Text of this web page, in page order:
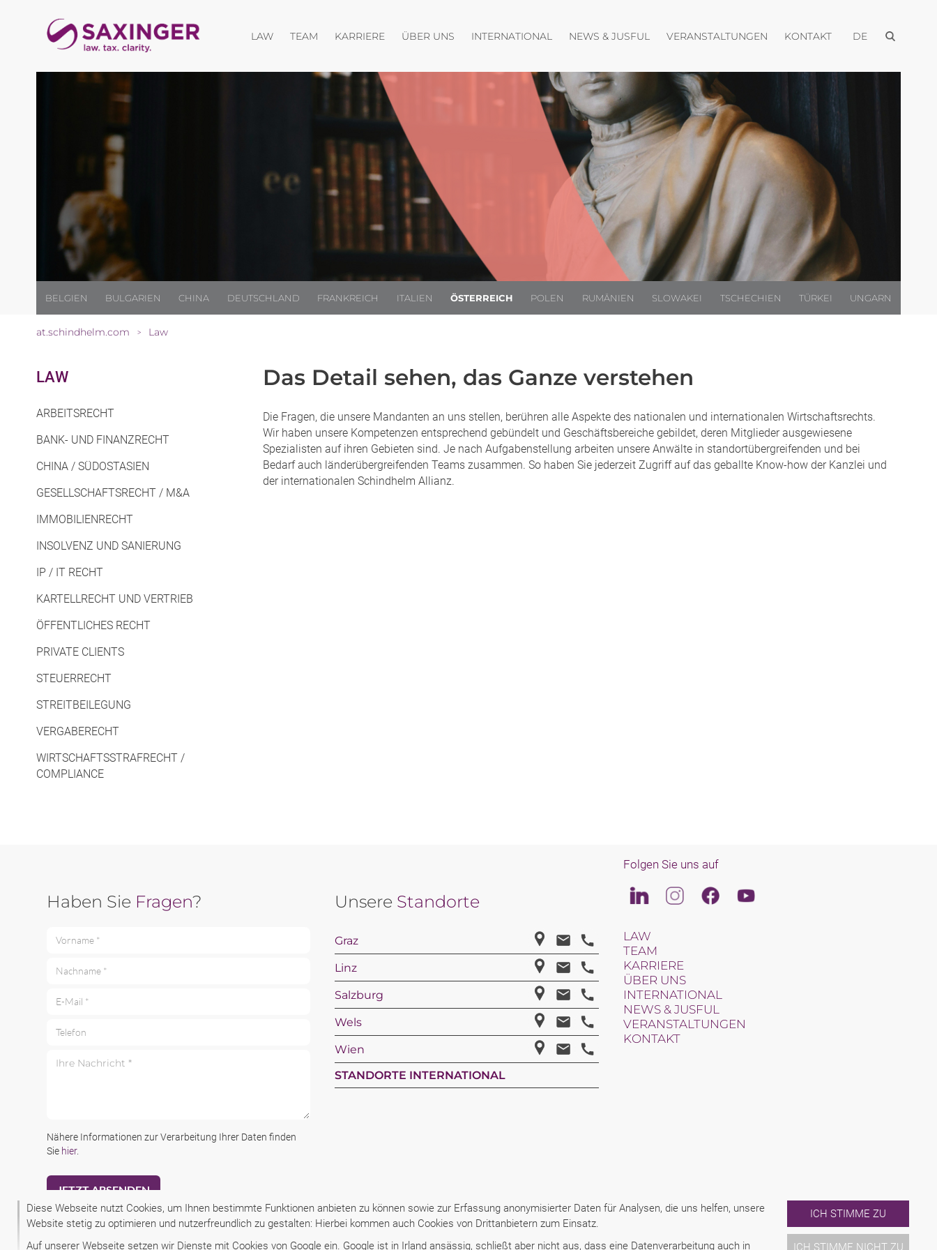
Diese Webseite nutzt Cookies, um Ihnen bestimmte Funktionen anbieten zu können sowie zur Erfassung anonymisierter Daten für Analysen, die uns helfen, unsere
Website stetig zu optimieren und nutzerfreundlich zu gestalten: Hierbei kommen auch Cookies von Drittanbietern zum Einsatz.
Auf unserer Webseite setzen wir Dienste mit Cookies von Google ein. Google ist in Irland ansässig, schließt aber nicht aus, dass eine Datenverarbeitung auch in
ICH STIMME ZU
ICH STIMME NICHT ZU
LAWMenü öffnen
TEAM KARRIEREMenü öffnen
ÜBER UNS Menü öffnen
INTERNATIONAL Menü öffnen
NEWS & JUSFUL Menü öffnen
VERANSTALTUNGEN Menü öffnen
KONTAKTMenü öffnen
DE Menü öffnen
BELGIEN BULGARIEN CHINA DEUTSCHLAND FRANKREICH ITALIEN ÖSTERREICH POLEN RUMÄNIEN SLOWAKEI TSCHECHIEN TÜRKEI UNGARN
at.schindhelm.com > Law
LAW
ARBEITSRECHT
BANK- UND FINANZRECHT
CHINA / SÜDOSTASIEN
GESELLSCHAFTSRECHT / M&A
IMMOBILIENRECHT
INSOLVENZ UND SANIERUNG
IP / IT RECHT
KARTELLRECHT UND VERTRIEB
ÖFFENTLICHES RECHT
PRIVATE CLIENTS
STEUERRECHT
STREITBEILEGUNG
VERGABERECHT
WIRTSCHAFTSSTRAFRECHT /
COMPLIANCE
Das Detail sehen, das Ganze verstehen
Die Fragen, die unsere Mandanten an uns stellen, berühren alle Aspekte des nationalen und internationalen Wirtschaftsrechts.
Wir haben unsere Kompetenzen entsprechend gebündelt und Geschäftsbereiche gebildet, deren Mitglieder ausgewiesene
Spezialisten auf ihren Gebieten sind. Je nach Aufgabenstellung arbeiten unsere Anwälte in standortübergreifenden und bei
Bedarf auch länderübergreifenden Teams zusammen. So haben Sie jederzeit Zugriff auf das geballte Know-how der Kanzlei und
der internationalen Schindhelm Allianz.
Haben Sie Fragen?
Vorname *
Nachname *
E-Mail *
Telefon
Nähere Informationen zur Verarbeitung Ihrer Daten finden
Sie hier.
Unsere Standorte
Graz
Linz
Salzburg
Wels
Wien
STANDORTE INTERNATIONAL
Folgen Sie uns auf
LinkedinInstagramFacebookYoutube
LAW
TEAM
KARRIERE
ÜBER UNS
INTERNATIONAL
NEWS & JUSFUL
VERANSTALTUNGEN
KONTAKT